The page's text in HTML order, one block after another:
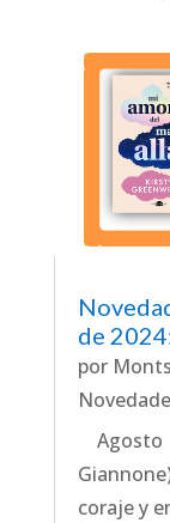
de
por
Agosto
coraje y